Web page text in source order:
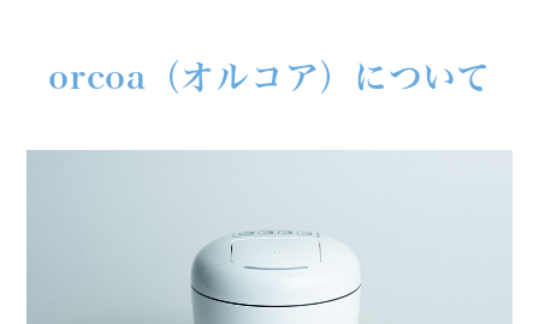
orcoa（オルコア）について